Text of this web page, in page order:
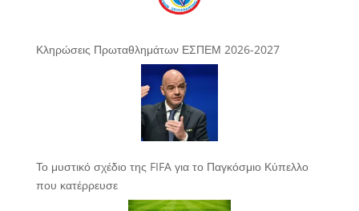
Κληρώσεις Πρωταθλημάτων ΕΣΠΕΜ 2026-2027
Το μυστικό σχέδιο της FIFA για το Παγκόσμιο Κύπελλο
που κατέρρευσε